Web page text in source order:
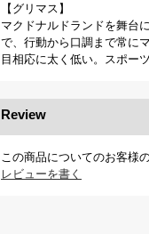
【グリマス】
マクドナルドランドを舞台
で、行動から口調まで常に
目相応に太く低い。スポー
Review
この商品についてのお客様
レビューを書く